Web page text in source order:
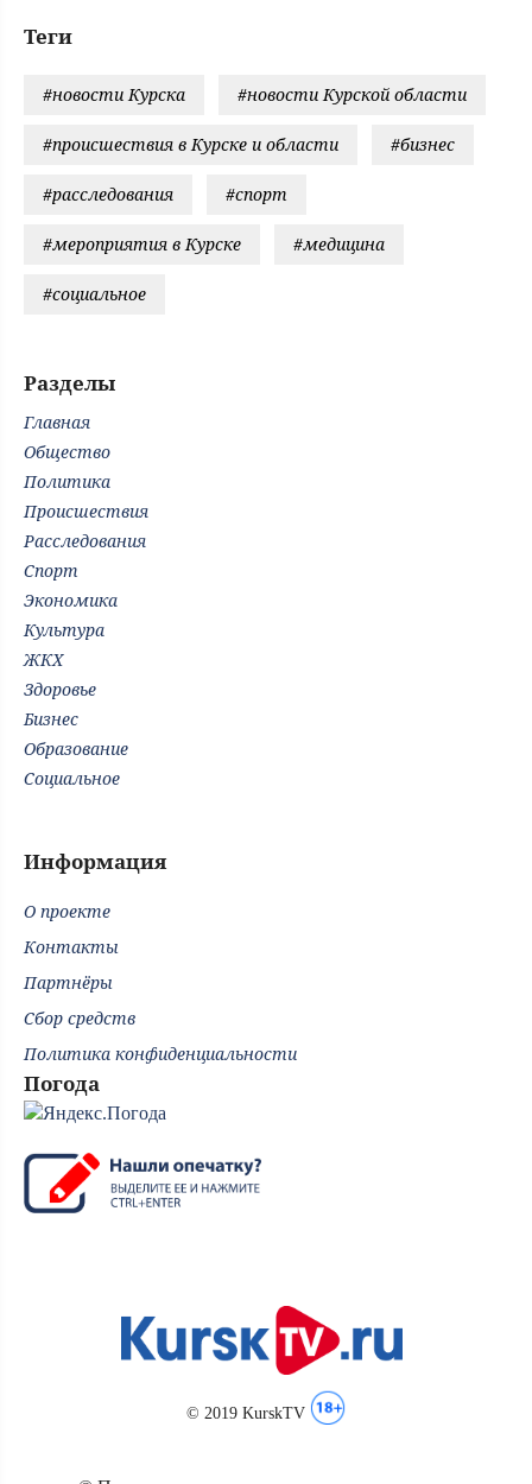
Теги
#новости Курска #новости Курской области
#происшествия в Курске и области #бизнес
#расследования #спорт
#мероприятия в Курске #медицина
#социальное
Разделы
Главная
Общество
Политика
Происшествия
Расследования
Спорт
Экономика
Культура
ЖКХ
Здоровье
Бизнес
Образование
Социальное
Информация
О проекте
Контакты
Партнёры
Сбор средств
Политика конфиденциальности
Погода
© 2019 KurskTV